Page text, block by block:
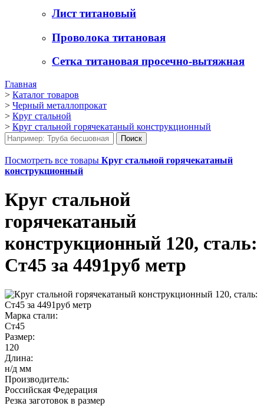
Лист титановый
Проволока титановая
Сетка титановая просечно-вытяжная
Главная
> Каталог товаров
> Черный металлопрокат
> Круг стальной
> Круг стальной горячекатаный конструкционный
Посмотреть все товары Круг стальной горячекатаный
конструкционный
Круг стальной
горячекатаный
конструкционный 120, сталь:
Ст45 за 4491руб метр
Марка стали:
Ст45
Размер:
120
Длина:
н/д мм
Производитель:
Российская Федерация
Резка заготовок в размер